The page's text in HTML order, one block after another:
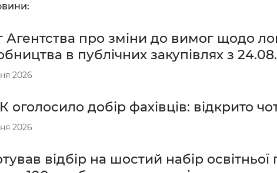
Агентства про зміни до вимог щодо
в публічних закупівлях з
2026
оголосило добір фахівців: відкрито
2026
відбір на шостий набір